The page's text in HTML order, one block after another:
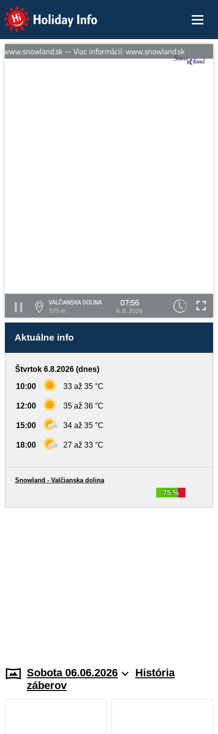
Holiday Info
-- Viac informácií: www.snowland.sk
VALČIANSKA DOLINA
575 m
07:56
6. 6. 2026
Aktuálne info
Štvrtok 6.8.2026 (dnes)
10:00 33 až 35 °C
12:00 35 až 36 °C
15:00 34 až 35 °C
18:00 27 až 33 °C
75 %
Snowland - Valčianska dolina
Sobota 06.06.2026
História
záberov